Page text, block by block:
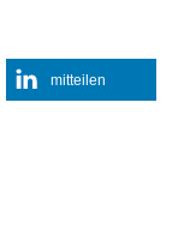
mitteilen